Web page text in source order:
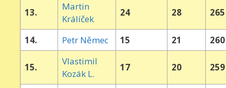
13.
Martin
Králíček
24 28 265
14. Petr Němec 15 21 260
15.
Vlastimil
Kozák L.
17 20 259